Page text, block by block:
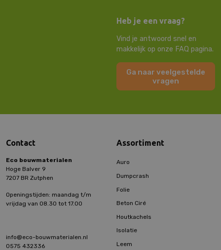
Heb je een vraag?
Vind je antwoord snel en
makkelijk op onze FAQ pagina.
Ga naar veelgestelde
vragen
Contact
Eco bouwmaterialen
Hoge Balver 9
7207 BR Zutphen
Openingstijden: maandag t/m
vrijdag van 08.30 tot 17.00
info@eco-bouwmaterialen.nl
0575 432336
Assortiment
Auro
Dumpcrash
Folie
Beton Ciré
Houtkachels
Isolatie
Leem